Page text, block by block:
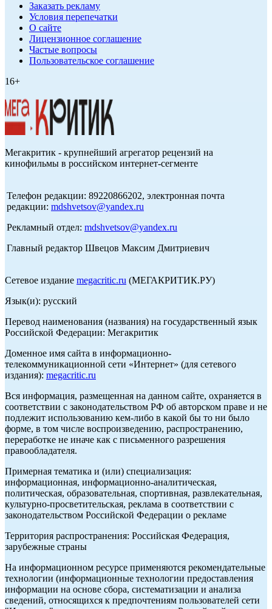
Заказать рекламу
Условия перепечатки
О сайте
Лицензионное соглашение
Частые вопросы
Пользовательское соглашение
16+
Мегакритик - крупнейший агрегатор рецензий на
кинофильмы в российском интернет-сегменте
Телефон редакции: 89220866202, электронная почта
редакции: mdshvetsov@yandex.ru
Рекламный отдел: mdshvetsov@yandex.ru
Главный редактор Швецов Максим Дмитриевич
Сетевое издание megacritic.ru (МЕГАКРИТИК.РУ)
Язык(и): русский
Перевод наименования (названия) на государственный язык
Российской Федерации: Мегакритик
Доменное имя сайта в информационно-
телекоммуникационной сети «Интернет» (для сетевого
издания): megacritic.ru
Вся информация, размещенная на данном сайте, охраняется в
соответствии с законодательством РФ об авторском праве и не
подлежит использованию кем-либо в какой бы то ни было
форме, в том числе воспроизведению, распространению,
переработке не иначе как с письменного разрешения
правообладателя.
Примерная тематика и (или) специализация:
информационная, информационно-аналитическая,
политическая, образовательная, спортивная, развлекательная,
культурно-просветительская, реклама в соответствии с
законодательством Российской Федерации о рекламе
Территория распространения: Российская Федерация,
зарубежные страны
На информационном ресурсе применяются рекомендательные
технологии (информационные технологии предоставления
информации на основе сбора, систематизации и анализа
сведений, относящихся к предпочтениям пользователей сети